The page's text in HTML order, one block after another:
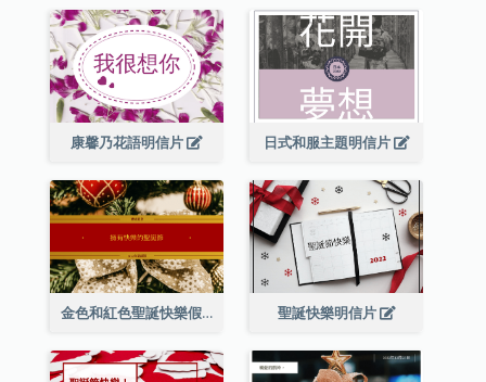
康馨乃花語明信片 日式和服主題明信片
金色和紅色聖誕快樂假期明信片 聖誕快樂明信片